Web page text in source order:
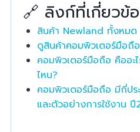
🔗 ลิงก์ที่เกี่ยวข้
สินค้า Newland ทั้งหมด
ดูสินค้าคอมพิวเตอร์มือถื
คอมพิวเตอร์มือถือ คืออะ
ไหน?
คอมพิวเตอร์มือถือ มีกี่ป
และตัวอย่างการใช้งาน